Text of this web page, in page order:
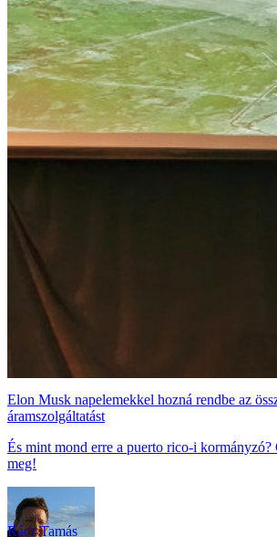
Elon Musk napelemekkel hozná rendbe az
áramszolgáltatást
És mint mond erre a puerto rico-i kormányzó?
meg!
Rácz Tamás